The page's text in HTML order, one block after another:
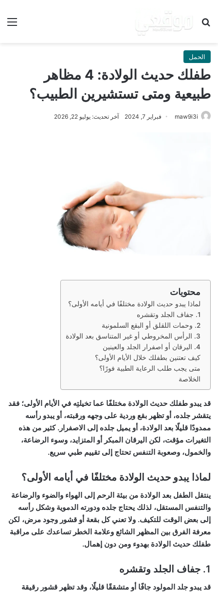
بحث عن
الحمل
طفلك حديث الولادة: 4 مظاهر
طبيعية ومتى تستشيرين الطبيب؟
maw9i3i فبراير 7, 2024 آخر تحديث: يوليو 22, 2026
محتويات
لماذا يبدو حديث الولادة مختلفًا في أيامه الأولى؟
1. جفاف الجلد وتقشره
2. وحمات اللقلق أو البقع السلمونية
3. الرأس المخروطي أو غير المتناسق بعد الولادة
4. اليرقان أو اصفرار الجلد والعينين
كيف تعتنين بطفلك خلال الأيام الأولى؟
متى يجب طلب الرعاية الطبية فورًا؟
الخلاصة
قد يبدو طفلك حديث الولادة مختلفًا عما تخيلتِه في الأيام الأولى؛ فقد
يتقشر جلده، أو تظهر بقع وردية على وجهه ورقبته، أو يبدو رأسه
ممدودًا قليلًا بعد الولادة، أو يميل جلده إلى الاصفرار. كثير من هذه
التغيرات مؤقت، لكن اليرقان المبكر أو المتزايد، وسوء الرضاعة،
والخمول، وصعوبة التنفس تحتاج إلى تقييم طبي سريع.
لماذا يبدو حديث الولادة مختلفًا في أيامه الأولى؟
ينتقل الطفل بعد الولادة من بيئة الرحم إلى الهواء والضوء والرضاعة
والتنفس المستقل، لذلك يحتاج جلده ودورته الدموية وشكل رأسه
إلى بعض الوقت للتكيف. ولا تعني كل بقعة أو قشور وجود مرض، لكن
معرفة الفرق بين المظهر الشائع وعلامة الخطر تساعدك على مراقبة
طفلك حديث الولادة بهدوء ومن دون إهمال.
1. جفاف الجلد وتقشره
قد يبدو جلد المولود جافًا أو متشققًا قليلًا، وقد تظهر قشور رقيقة